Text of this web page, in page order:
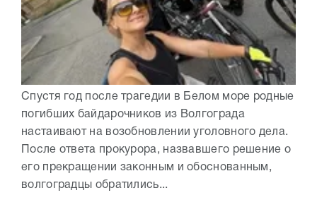
Спустя год после трагедии в Белом море родные
погибших байдарочников из Волгограда
настаивают на возобновлении уголовного дела.
После ответа прокурора, назвавшего решение о
его прекращении законным и обоснованным,
волгоградцы обратились...